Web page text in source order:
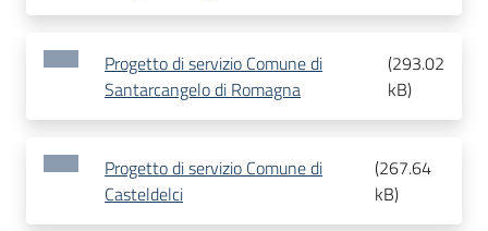
Progetto di servizio Comune di
Santarcangelo di Romagna
(293.02
kB)
Progetto di servizio Comune di
Casteldelci
(267.64
kB)